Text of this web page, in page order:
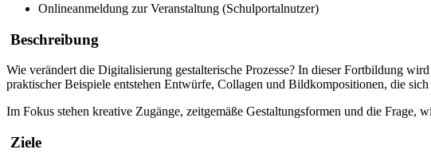
Onlineanmeldung zur Veranstaltung (Schulportalnutzer)
Beschreibung
Wie verändert die Digitalisierung gestalterische Prozesse? In dieser Fortbildung
praktischer Beispiele entstehen Entwürfe, Collagen und Bildkompositionen, die
Im Fokus stehen kreative Zugänge, zeitgemäße Gestaltungsformen und die
Ziele